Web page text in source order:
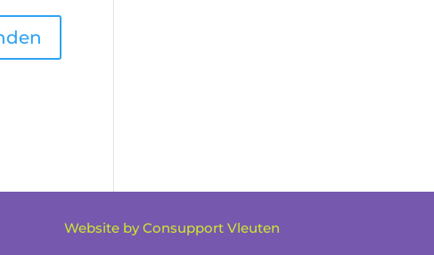
Website by Consupport Vleuten